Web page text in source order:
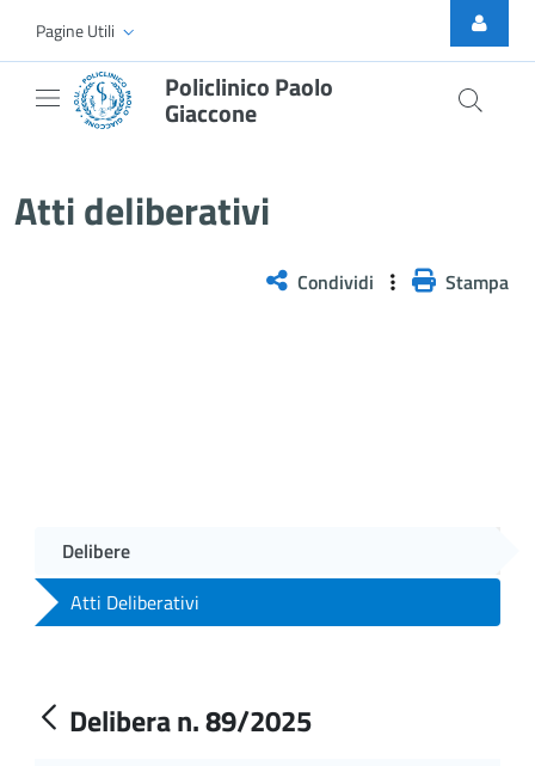
Skip to Main Content
Pagine Utili
Policlinico Paolo
Giaccone
Atti deliberativi
Condividi Stampa
Delibere
Atti Deliberativi
Delibera n. 89/2025